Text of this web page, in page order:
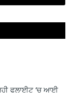
ਫਲਾਈਟ ‘ਚ ਆਈ